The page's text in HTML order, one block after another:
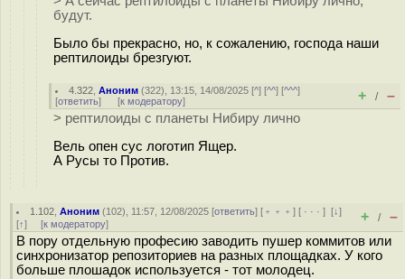
будут.
Было бы прекрасно, но, к сожалению, господа наши
рептилоиды брезгуют.
4.322 ,Аноним (322), 13:15, 14/08/2025 [^] [^^] [^^^]
[ответить] [к модератору] + / –
> рептилоиды с планеты Нибиру лично
Вель опен сус логотип Ящер.
А Русы то Против.
1.102 ,Аноним (102), 11:57, 12/08/2025 [ответить] [ ﹢﹢﹢] [ · · ·][↓]
[↑] [к модератору] + / –
В пору отдельную професию заводить пушер коммитов или
синхронизатор репозиториев на разных площадках. У кого
больше плошадок используется - тот молодец.